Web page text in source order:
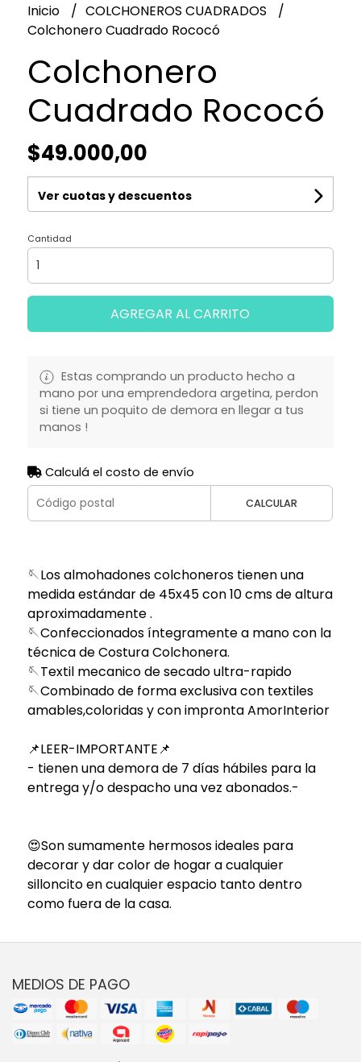
Inicio
COLCHONEROS CUADRADOS
Colchonero Cuadrado Rococó
Colchonero
Cuadrado Rococó
$49.000,00
Ver cuotas y descuentos
Cantidad
AGREGAR AL CARRITO
Estas comprando un producto hecho a
mano por una emprendedora argetina, perdon
si tiene un poquito de demora en llegar a tus
manos !
Calculá el costo de envío
CALCULAR
🪡Los almohadones colchoneros tienen una
medida estándar de 45x45 con 10 cms de altura
aproximadamente .
🪡Confeccionados íntegramente a mano con la
técnica de Costura Colchonera.
🪡Textil mecanico de secado ultra-rapido
🪡Combinado de forma exclusiva con textiles
amables,coloridas y con impronta AmorInterior
📌LEER-IMPORTANTE📌
- tienen una demora de 7 días hábiles para la
entrega y/o despacho una vez abonados.-
😍Son sumamente hermosos ideales para
decorar y dar color de hogar a cualquier
silloncito en cualquier espacio tanto dentro
como fuera de la casa.
MEDIOS DE PAGO